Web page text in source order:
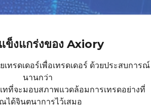
ข็งแกร่งของ Axiory
ทรดเดอร์เพื่อเทรดเดอร์ ด้วยประสบการณ์
นานกว่า
ทที่จะมอบสภาพแวดล้อมการเทรดอย่างที่
ได้จินตนาการไว้เสมอ